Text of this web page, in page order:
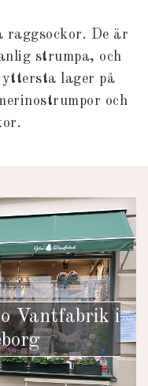
raggsockor. De är
strumpa, och
lager på
och
.
Vantfabrik i